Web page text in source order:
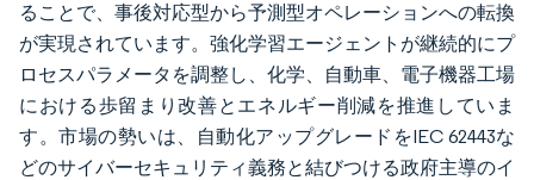
ることで、事後対応型から予測型オペレーションへの転換
が実現されています。強化学習エージェントが継続的にプ
ロセスパラメータを調整し、化学、自動車、電子機器工場
における歩留まり改善とエネルギー削減を推進していま
す。市場の勢いは、自動化アップグレードをIEC 62443な
どのサイバーセキュリティ義務と結びつける政府主導のイ